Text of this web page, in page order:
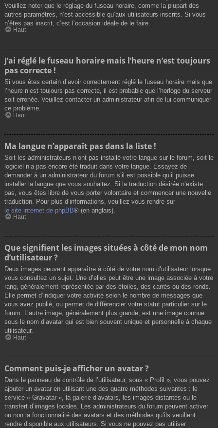
Veuillez noter que le réglage du fuseau horaire, comme la plupart des
autres paramètres, n’est accessible qu’aux utilisateurs inscrits. Si vous
n’êtes pas inscrit, c’est l’occasion idéale de le faire.
Haut
J’ai réglé le fuseau horaire mais l’heure n’est toujours
pas correcte !
Si vous êtes certain d’avoir correctement réglé le fuseau horaire mais que
l’heure n’est toujours pas correcte, il est probable que l’horloge du serveur
soit erronée. Veuillez contacter un administrateur afin de lui communiquer
ce problème.
Haut
Ma langue n’apparaît pas dans la liste !
Soit les administrateurs n’ont pas installé votre langue sur le forum, soit le
logiciel n’a pas encore été traduit dans votre langue. Essayez de
demander à un administrateur du forum s’il est possible qu’il puisse
installer la langue que vous souhaitez. Si la traduction désirée n’existe
pas, vous êtes libre de vous porter volontaire et commencer une nouvelle
traduction. Pour plus d’informations, veuillez vous rendre sur
le site internet de phpBB® (en anglais).
Haut
Que signifient les images situées à côté de mon nom
d’utilisateur ?
Deux images peuvent apparaître à côté de votre nom d’utilisateur lorsque
vous consultez un sujet. Une d’elles peut être une image associée à votre
rang, généralement représentée par des étoiles, des carrés ou des ronds.
Elle permet d’indiquer votre activité selon le nombre de messages que
vous avez publié, ou permet de différencier votre statut particulier sur le
forum. L’autre image, généralement plus grande, est une image connue
sous le nom d’avatar qui est bien souvent unique et personnelle à chaque
utilisateur.
Haut
Comment puis-je afficher un avatar ?
Dans le panneau de contrôle de l’utilisateur, sous « Profil », vous pouvez
ajouter un avatar en utilisant une des quatre méthodes suivantes : le
service « Gravatar », la galerie d’avatars, les images distantes ou le
transfert d’images locales. Les administrateurs du forum peuvent activer
ou non la fonctionnalité des avatars et des méthodes qu’ils veuillent
rendre disponible aux utilisateurs. Si vous ne pouvez pas utiliser